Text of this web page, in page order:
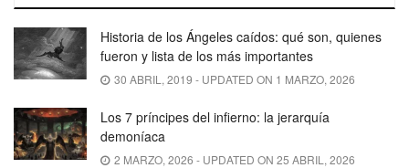
Historia de los Ángeles caídos: qué son, quienes
fueron y lista de los más importantes
30 ABRIL, 2019 - UPDATED ON 1 MARZO, 2026
Los 7 príncipes del infierno: la jerarquía
demoníaca
2 MARZO, 2026 - UPDATED ON 25 ABRIL, 2026